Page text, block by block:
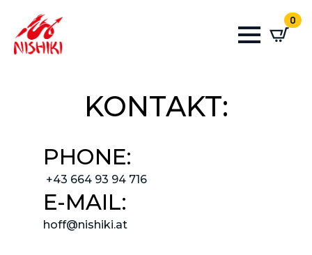
0
KONTAKT:
PHONE:
+43 664 93 94 716
E-MAIL:
hoff@nishiki.at